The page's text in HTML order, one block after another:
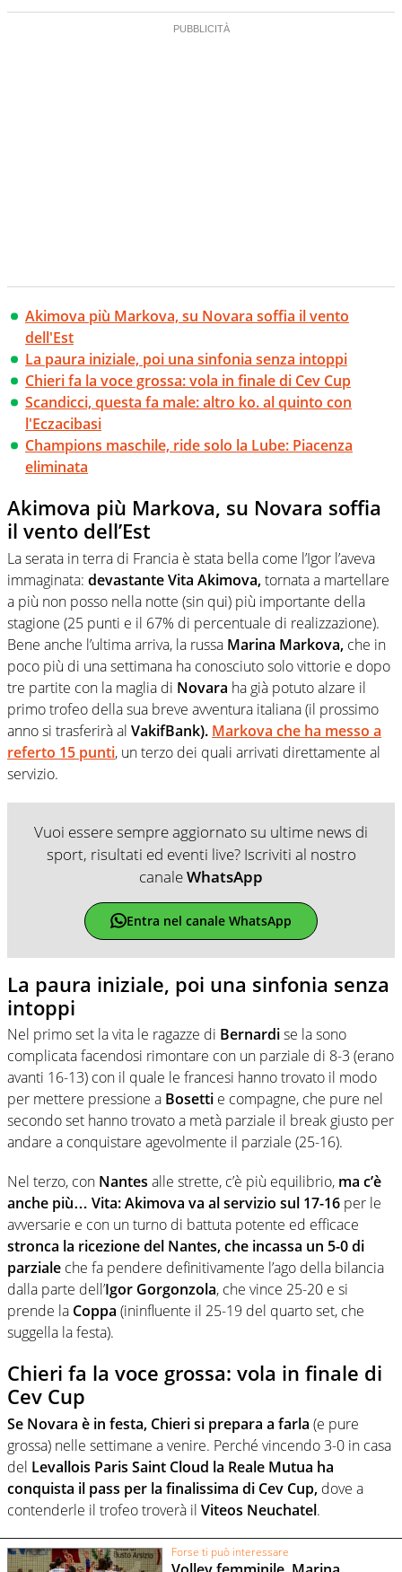
Akimova più Markova, su Novara soffia il vento
dell'Est
La paura iniziale, poi una sinfonia senza intoppi
Chieri fa la voce grossa: vola in finale di Cev Cup
Scandicci, questa fa male: altro ko. al quinto con
l'Eczacibasi
Champions maschile, ride solo la Lube: Piacenza
eliminata
Akimova più Markova, su Novara soffia
il vento dell’Est
La serata in terra di Francia è stata bella come l’Igor l’aveva
immaginata: devastante Vita Akimova,tornata a martellare
a più non posso nella notte (sin qui) più importante della
stagione (25 punti e il 67% di percentuale di realizzazione).
Bene anche l’ultima arriva, la russa Marina Markova, che in
poco più di una settimana ha conosciuto solo vittorie e dopo
tre partite con la maglia di Novara ha già potuto alzare il
primo trofeo della sua breve avventura italiana (il prossimo
anno si trasferirà al VakifBank). Markova che ha messo a
referto 15 punti, un terzo dei quali arrivati direttamente al
servizio.
Vuoi essere sempre aggiornato su ultime news di
sport, risultati ed eventi live? Iscriviti al nostro
canaleWhatsApp
Entra nel canale WhatsApp
La paura iniziale, poi una sinfonia senza
intoppi
Nel primo set la vita le ragazze di Bernardise la sono
complicata facendosi rimontare con un parziale di 8-3 (erano
avanti 16-13) con il quale le francesi hanno trovato il modo
per mettere pressione a Bosetti e compagne, che pure nel
secondo set hanno trovato a metà parziale il break giusto per
andare a conquistare agevolmente il parziale (25-16).
Nel terzo, con Nantes alle strette, c’è più equilibrio, ma c’è
anche più… Vita: Akimova va al servizio sul 17-16 per le
avversarie e con un turno di battuta potente ed efficace
stronca la ricezione del Nantes, che incassa un 5-0 di
parziale che fa pendere definitivamente l’ago della bilancia
dalla parte dell’Igor Gorgonzola, che vince 25-20 e si
prende la Coppa (ininfluente il 25-19 del quarto set, che
suggella la festa).
Chieri fa la voce grossa: vola in finale di
Cev Cup
Se Novara è in festa, Chieri si prepara a farla (e pure
grossa) nelle settimane a venire. Perché vincendo 3-0 in casa
del Levallois Paris Saint Cloud la Reale Mutua ha
conquista il pass per la finalissima di Cev Cup, dove a
contenderle il trofeo troverà il Viteos Neuchatel.
Forse ti può interessare